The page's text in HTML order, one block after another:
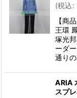
(税込:
【商
王環
塚光
ーダ
通り
ARIA
スプ